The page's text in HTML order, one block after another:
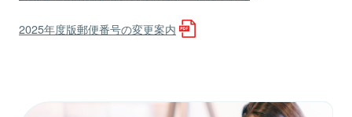
2025年度版郵便番号の変更案内